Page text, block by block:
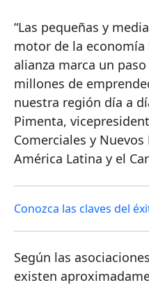
“Las pequeñas y
motor de la
alianza marca un
millones de
nuestra región día a
Pimenta,
Comerciales y
América Latina y el
Conozca las claves del
Según las
existen